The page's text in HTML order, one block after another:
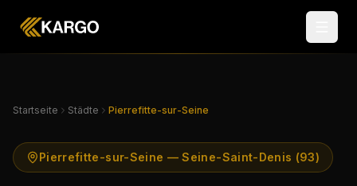
Startseite Städte Pierrefitte-sur-Seine
Pierrefitte-sur-Seine — Seine-Saint-Denis (93)